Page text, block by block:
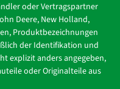
oder Vertragspartner
Deere, New Holland,
Produktbezeichnungen
der Identifikation und
explizit anders angegeben,
oder Originalteile aus